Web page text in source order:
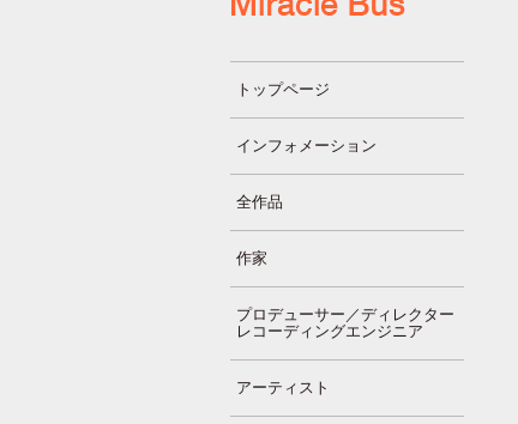
トップページ
インフォメーション
全作品
作家
プロデューサー／ディレクター
レコーディングエンジニア
アーティスト